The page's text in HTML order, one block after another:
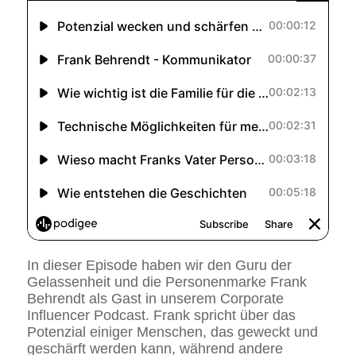
In dieser Episode haben wir den Guru der
Gelassenheit und die Personenmarke Frank
Behrendt als Gast in unserem Corporate
Influencer Podcast. Frank spricht über das
Potenzial einiger Menschen, das geweckt und
geschärft werden kann, während andere